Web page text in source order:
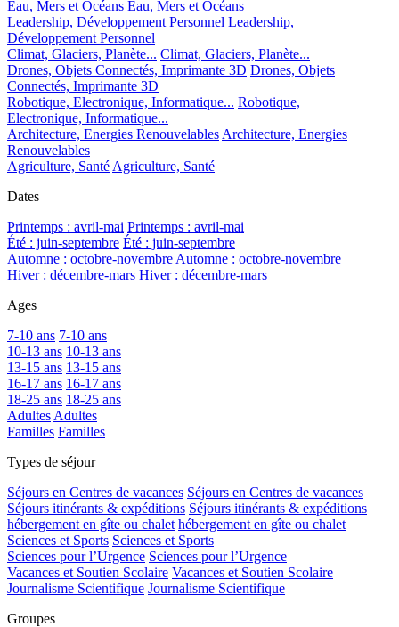
Eau, Mers et Océans Eau, Mers et Océans
Leadership, Développement Personnel Leadership,
Développement Personnel
Climat, Glaciers, Planète... Climat, Glaciers, Planète...
Drones, Objets Connectés, Imprimante 3D Drones, Objets
Connectés, Imprimante 3D
Robotique, Electronique, Informatique... Robotique,
Electronique, Informatique...
Architecture, Energies Renouvelables Architecture, Energies
Renouvelables
Agriculture, Santé Agriculture, Santé
Dates
Printemps : avril-mai Printemps : avril-mai
Été : juin-septembre Été : juin-septembre
Automne : octobre-novembre Automne : octobre-novembre
Hiver : décembre-mars Hiver : décembre-mars
Ages
7-10 ans 7-10 ans
10-13 ans 10-13 ans
13-15 ans 13-15 ans
16-17 ans 16-17 ans
18-25 ans 18-25 ans
Adultes Adultes
Familles Familles
Types de séjour
Séjours en Centres de vacances Séjours en Centres de vacances
Séjours itinérants & expéditions Séjours itinérants & expéditions
hébergement en gîte ou chalet hébergement en gîte ou chalet
Sciences et Sports Sciences et Sports
Sciences pour l’Urgence Sciences pour l’Urgence
Vacances et Soutien Scolaire Vacances et Soutien Scolaire
Journalisme Scientifique Journalisme Scientifique
Groupes